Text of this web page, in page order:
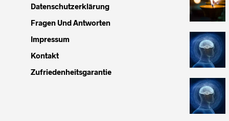
Datenschutzerklärung
Fragen Und Antworten
Impressum
Kontakt
Zufriedenheitsgarantie